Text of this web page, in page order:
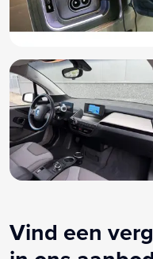
Vind een